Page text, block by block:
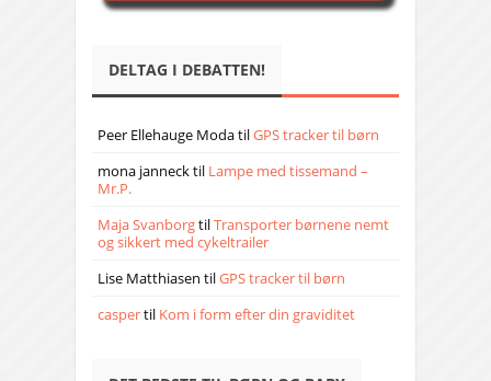
DELTAG I DEBATTEN!
Peer Ellehauge ModatilGPS tracker til børn
mona jannecktil Lampe med tissemand –
Mr.P.
Maja SvanborgtilTransporter børnene nemt
og sikkert med cykeltrailer
Lise Matthiasen tilGPS tracker til børn
caspertil Kom i form efter din graviditet